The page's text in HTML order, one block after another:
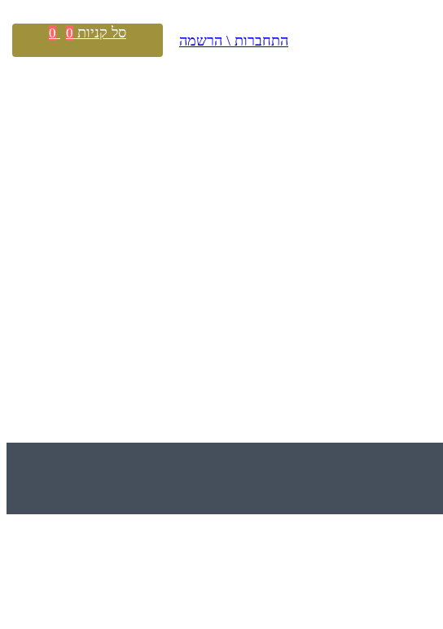
התחברות \ הרשמה סל קניות 0
0